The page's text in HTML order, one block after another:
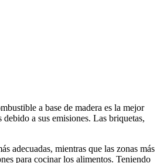
a base de madera es la mejor
a sus emisiones. Las briquetas,
adecuadas, mientras que las zonas más
para cocinar los alimentos. Teniendo